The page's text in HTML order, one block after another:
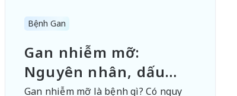
Bệnh Gan
Gan nhiễm mỡ:
Nguyên nhân, dấu
hiệu và phương pháp
Gan nhiễm mỡ là bệnh gì? Có nguy